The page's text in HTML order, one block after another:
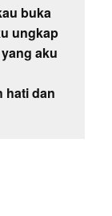
buka
ungkap
aku
hati dan